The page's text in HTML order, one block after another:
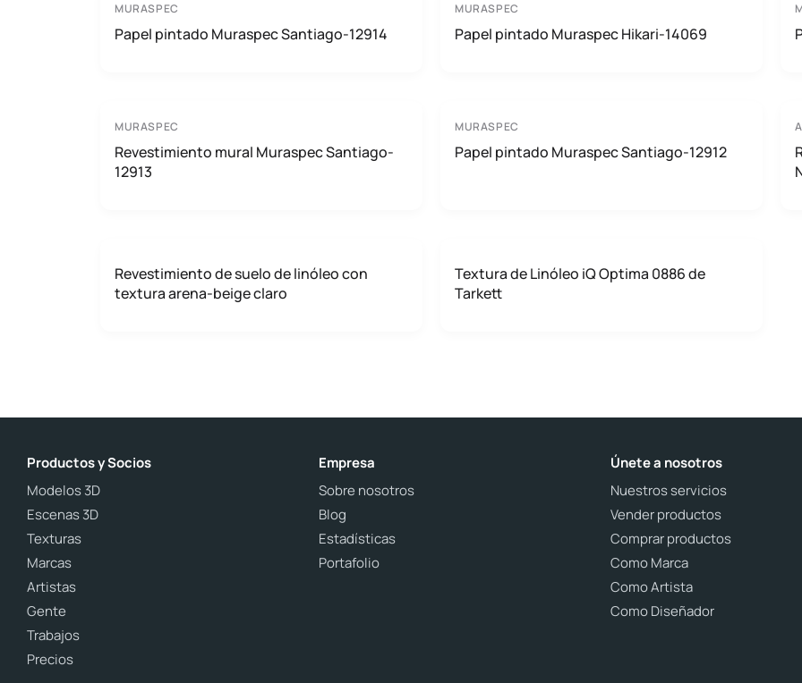
MURASPEC
Papel pintado Muraspec Santiago-12914
MURASPEC
Papel pintado Muraspec Hikari-14069
MURASPEC
Revestimiento mural Muraspec Santiago-
12913
MURASPEC
Papel pintado Muraspec Santiago-12912
Revestimiento de suelo de linóleo con
textura arena-beige claro
Textura de Linóleo iQ Optima 0886 de
Tarkett
Productos y Socios
Modelos 3D
Escenas 3D
Texturas
Marcas
Artistas
Gente
Trabajos
Precios
Empresa
Sobre nosotros
Blog
Estadísticas
Portafolio
Únete a nosotros
Nuestros servicios
Vender productos
Comprar productos
Como Marca
Como Artista
Como Diseñador